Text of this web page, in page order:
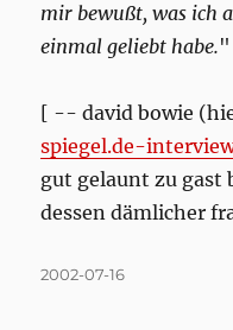
mir bewußt, was ich
einmal geliebt habe."
[ -- david bowie
spiegel.de-
gut gelaunt zu
dessen dämlicher
Posted
2002-07-16